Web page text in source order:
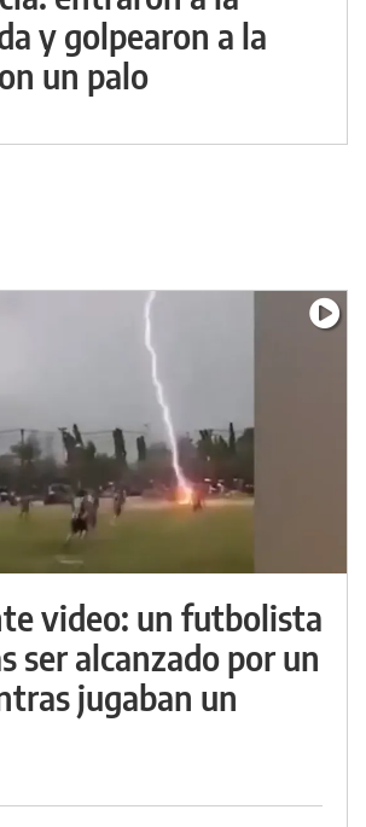
y golpearon a la
un palo
video: un futbolista
ser alcanzado por un
jugaban un